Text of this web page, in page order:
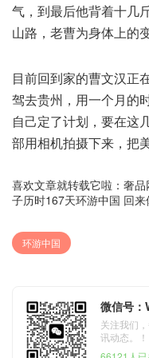
气，到最后他背着十几
山路，老曹为身体上的
目前回到家的曹文汉正
驾去贵州，用一个月的
自己定了计划，要在这
部用相机拍摄下来，把
喜欢文章就转载它啦： 奢品
子历时167天环游中国 回来
环游中国
微信号：
关注我们
讯动态。！